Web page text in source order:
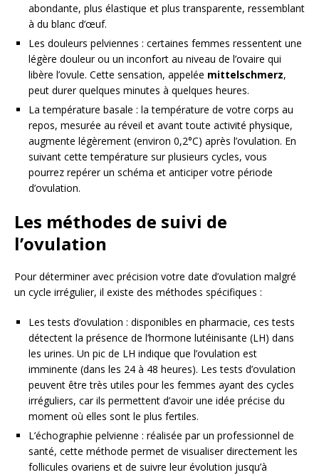
abondante, plus élastique et plus transparente, ressemblant
à du blanc d’œuf.
Les douleurs pelviennes : certaines femmes ressentent une
légère douleur ou un inconfort au niveau de l’ovaire qui
libère l’ovule. Cette sensation, appelée mittelschmerz,
peut durer quelques minutes à quelques heures.
La température basale : la température de votre corps au
repos, mesurée au réveil et avant toute activité physique,
augmente légèrement (environ 0,2°C) après l’ovulation. En
suivant cette température sur plusieurs cycles, vous
pourrez repérer un schéma et anticiper votre période
d’ovulation.
Les méthodes de suivi de
l’ovulation
Pour déterminer avec précision votre date d’ovulation malgré
un cycle irrégulier, il existe des méthodes spécifiques :
Les tests d’ovulation : disponibles en pharmacie, ces tests
détectent la présence de l’hormone lutéinisante (LH) dans
les urines. Un pic de LH indique que l’ovulation est
imminente (dans les 24 à 48 heures). Les tests d’ovulation
peuvent être très utiles pour les femmes ayant des cycles
irréguliers, car ils permettent d’avoir une idée précise du
moment où elles sont le plus fertiles.
L’échographie pelvienne : réalisée par un professionnel de
santé, cette méthode permet de visualiser directement les
follicules ovariens et de suivre leur évolution jusqu’à